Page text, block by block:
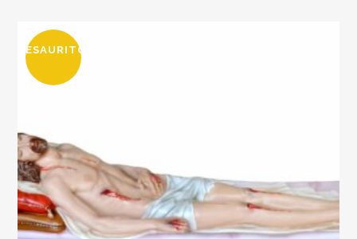
piena
adatta
per
l'esterno
dipinta
a
ESAURITO